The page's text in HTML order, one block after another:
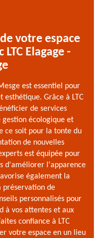
votre espace
Elagage -
est essentiel pour
Grâce à LTC
de services
gestion écologique et
ce soit pour la tonte du
de nouvelles
est équipée pour
d'améliorer l'apparence
également la
préservation de
personnalisés pour
à vos attentes et aux
confiance à LTC
votre espace en un lieu